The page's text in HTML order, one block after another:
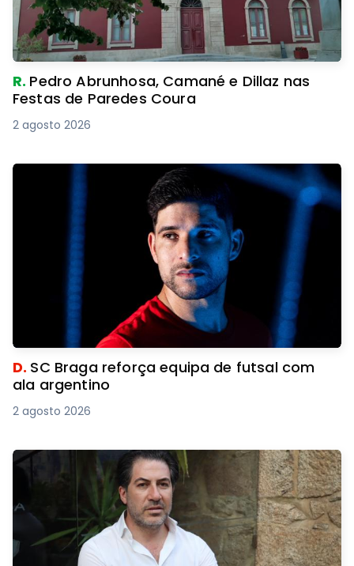
R. Pedro Abrunhosa, Camané e Dillaz nas
Festas de Paredes Coura
2 agosto 2026
D. SC Braga reforça equipa de futsal com
ala argentino
2 agosto 2026